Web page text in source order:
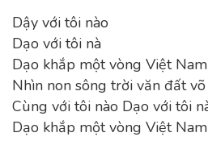
Dậy với tôi nào
Dạo với tôi nà
Dạo khắp một vòng Việt Nam
Nhìn non sông trời văn đất võ
Cùng với tôi nào Dạo với tôi
Dạo khắp một vòng Việt Nam